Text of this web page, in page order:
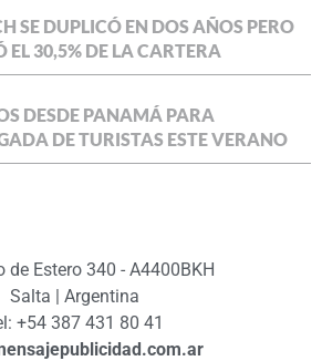
SE DUPLICÓ EN DOS AÑOS PERO
30,5% DE LA CARTERA
DESDE PANAMÁ PARA
DE TURISTAS ESTE VERANO
de Estero 340 - A4400BKH
Salta | Argentina
+54 387 431 80 41